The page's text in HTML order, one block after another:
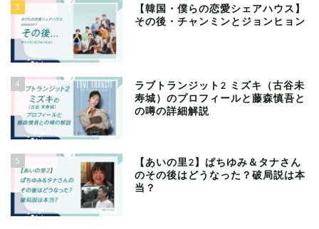
3
【韓国・僕らの恋愛シェアハウス】
その後・チャンミンとジョンヒョン
4
ラブトランジット2 ミズキ（古谷未
寿城）のプロフィールと藤森慎吾と
の噂の詳細解説
5
【あいの里2】ぱちゆみ＆タナさん
のその後はどうなった？破局説は本
当？